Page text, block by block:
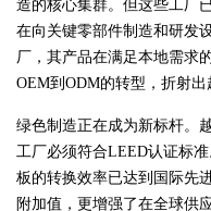
造的核心集群。但这些工厂
在向关键零部件制造和研发
厂，其产品在满足本地需求
OEM到ODM的转型，折射出
绿色制造正在成为新标杆。
工厂必须符合LEED认证标
板的转换效率已达到国际先
附加值，更增强了在全球供